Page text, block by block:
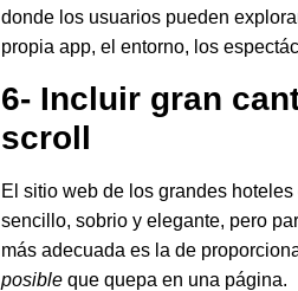
donde los usuarios pueden
propia app, el entorno, los
6- Incluir gran
scroll
El sitio web de los grandes
sencillo, sobrio y elegante, pero
más adecuada es la de
posible que quepa en una página.